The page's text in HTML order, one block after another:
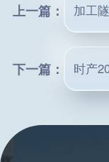
上一篇：
下一篇：